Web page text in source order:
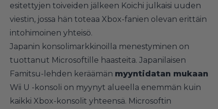
esitettyjen toiveiden jälkeen Koichi julkaisi uuden
viestin, jossa hän toteaa Xbox-fanien olevan erittäin
intohimoinen yhteisö.
Japanin konsolimarkkinoilla menestyminen on
tuottanut Microsoftille haasteita. Japanilaisen
Famitsu-lehden keräämän myyntidatan mukaan
Wii U -konsoli on myynyt alueella enemmän kuin
kaikki Xbox-konsolit yhteensä. Microsoftin